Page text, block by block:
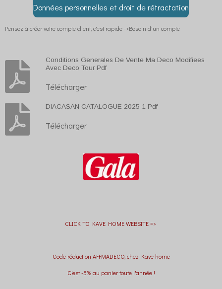
Données personnelles et droit de rétractation
Pensez à créer votre compte client, c'est rapide ->Besoin d'un compte
Conditions Generales De Vente Ma Deco Modifiees
Avec Deco Tour Pdf
Télécharger
DIACASAN CATALOGUE 2025 1 Pdf
Télécharger
CLICK TO KAVE HOME WEBSITE =>
Code réduction AFFMADECO, chez Kave home
C'est -5% au panier toute l'année !